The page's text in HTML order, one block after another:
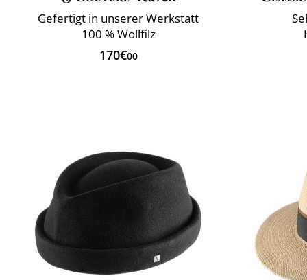
Gefertigt in unserer Werkstatt
100 % Wollfilz
170€00